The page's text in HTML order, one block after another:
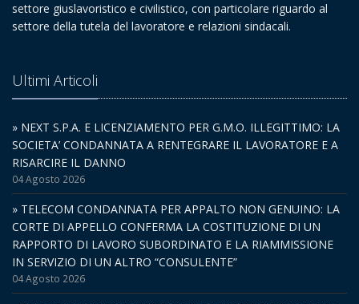
settore giuslavoristico e civilistico, con particolare riguardo al
settore della tutela del lavoratore e relazioni sindacali.
Ultimi Articoli
» NEXT S.P.A. E LICENZIAMENTO PER G.M.O. ILLEGITTIMO: LA
SOCIETA’ CONDANNATA A RENTEGRARE IL LAVORATORE E A
RISARCIRE IL DANNO
04 Agosto 2026
» TELECOM CONDANNATA PER APPALTO NON GENUINO: LA
CORTE DI APPELLO CONFERMA LA COSTITUZIONE DI UN
RAPPORTO DI LAVORO SUBORDINATO E LA RIAMMISSIONE
IN SERVIZIO DI UN ALTRO “CONSULENTE”
04 Agosto 2026